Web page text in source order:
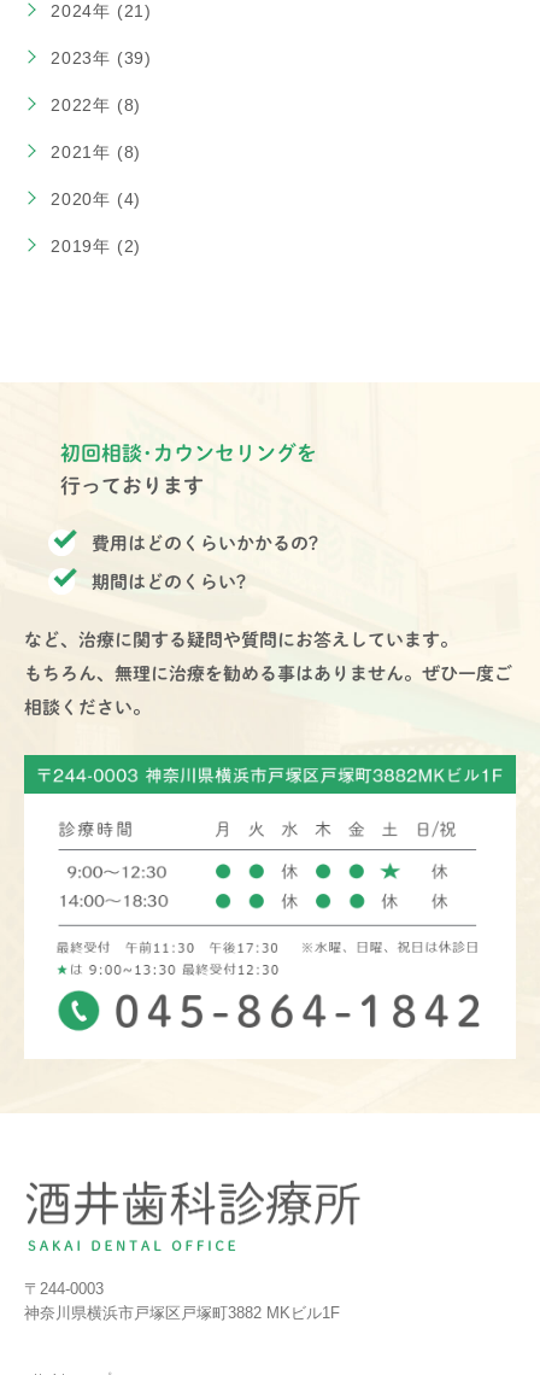
2024年 (21)
2023年 (39)
2022年 (8)
2021年 (8)
2020年 (4)
2019年 (2)
初回相談･カウンセリングを
行っております
費用はどのくらいかかるの?
期間はどのくらい?
など、治療に関する疑問や質問にお答えしています。
もちろん、無理に治療を勧める事はありません。ぜひ一度ご
相談ください。
〒244-0003
神奈川県横浜市戸塚区戸塚町3882 MKビル1F